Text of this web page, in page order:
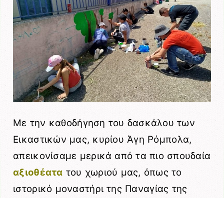
Με την καθοδήγηση του δασκάλου των
Εικαστικών μας, κυρίου Άγη Ρόμπολα,
απεικονίσαμε μερικά από τα πιο σπουδαία
αξιοθέατα του χωριού μας, όπως το
ιστορικό μοναστήρι της Παναγίας της